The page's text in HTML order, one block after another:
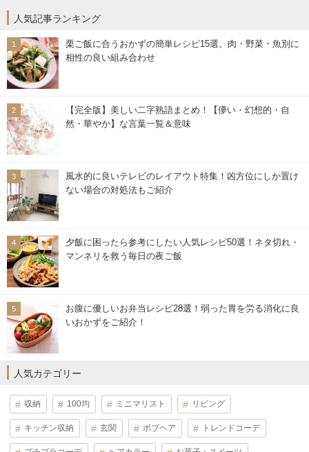
人気記事ランキング
栗ご飯に合うおかずの簡単レシピ15選。肉・野菜・魚別に
相性の良い組み合わせ
【完全版】美しい二字熟語まとめ！【儚い・幻想的・自
然・華やか】な言葉一覧＆意味
風水的に良いテレビのレイアウト特集！凶方位にしか置け
ない場合の対処法もご紹介
夕飯に困ったら参考にしたい人気レシピ50選！ネタ切れ・
マンネリを救う毎日の夜ご飯
お腹に優しいお弁当レシピ28選！弱った胃を労る消化に良
いおかずをご紹介！
人気カテゴリー
収納 100均 ミニマリスト リビング
キッチン収納 玄関 ボブヘア トレンドコーデ